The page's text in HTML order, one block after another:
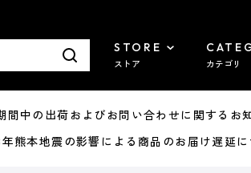
STORE
ストア カテゴリ
中の出荷およびお問い合わせに関するお
本地震の影響による商品のお届け遅延に